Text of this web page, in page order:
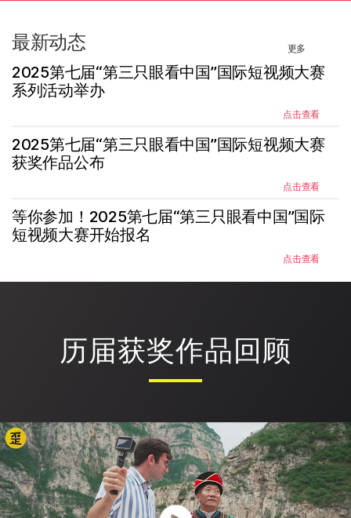
最新动态 更多
2025第七届“第三只眼看中国”国际短视频大赛
系列活动举办
点击查看
2025第七届“第三只眼看中国”国际短视频大赛
获奖作品公布
点击查看
等你参加！2025第七届“第三只眼看中国”国际
短视频大赛开始报名
点击查看
历届获奖作品回顾